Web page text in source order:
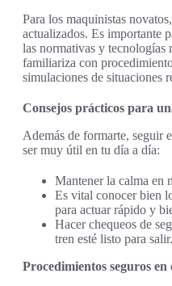
Para los maquinistas
actualizados. Es importante
las normativas y tecnologías
familiariza con
simulaciones de situaciones
Consejos prácticos para
Además de formarte, seguir
ser muy útil en tu día a día:
Mantener la calma en
Es vital conocer bien
para actuar rápido y
Hacer chequeos de
tren esté listo para salir.
Procedimientos seguros en